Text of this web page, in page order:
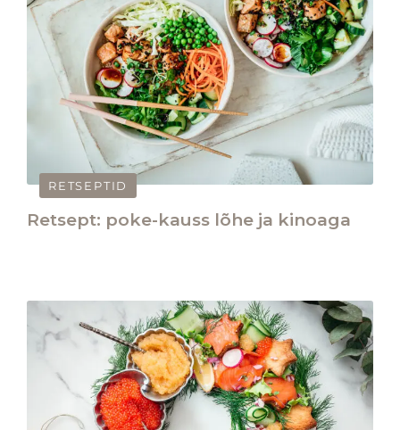
RETSEPTID
Retsept: poke-kauss lõhe ja kinoaga